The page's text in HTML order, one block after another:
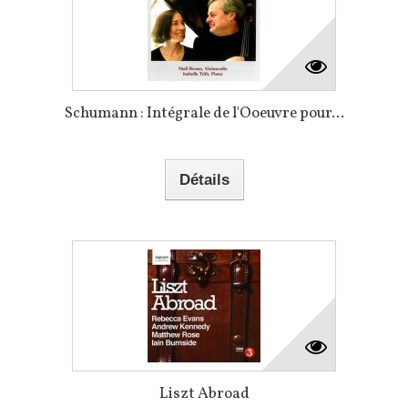
Schumann : Intégrale de l'Ooeuvre pour...
Détails
Liszt Abroad